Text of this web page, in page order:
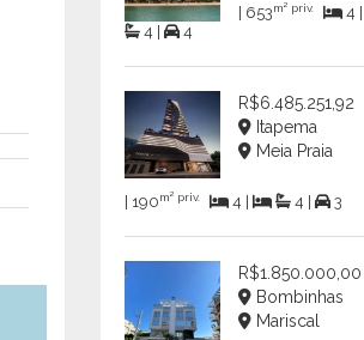
| 653m² priv.
4 |
4 |
4
R$6.485.251,92
Itapema
Meia Praia
| 190m² priv. 4 | 4 | 3
R$1.850.000,00
Bombinhas
Mariscal